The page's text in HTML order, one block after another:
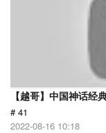
【越哥】中国神话经
# 41
2022-08-16 10:18